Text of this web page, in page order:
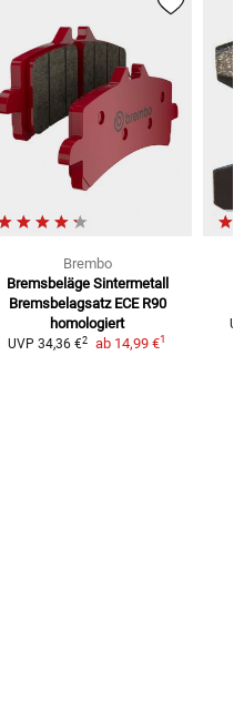
Brembo
Bremsbeläge Sintermetall
Bremsbelagsatz ECE R90
homologiert
UVP 34,36 €2 ab 14,99 €1